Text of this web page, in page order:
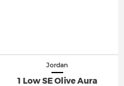
Jordan
1 Low SE Olive Aura